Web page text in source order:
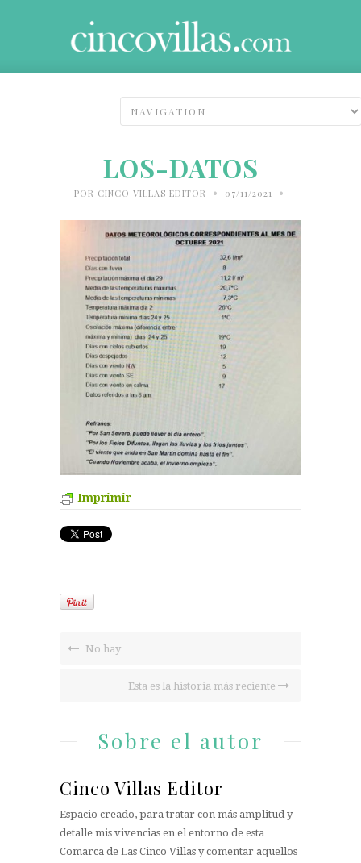
LOS-DATOS
POR CINCO VILLAS EDITOR • 07/11/2021 •
Imprimir
No hay
Esta es la historia más reciente
Sobre el autor
Cinco Villas Editor
Espacio creado, para tratar con más amplitud y
detalle mis vivencias en el entorno de esta
Comarca de Las Cinco Villas y comentar aquellos